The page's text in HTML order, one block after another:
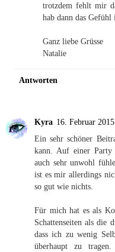
trotzdem fehlt mir
hab dann das
Ganz liebe Grüsse
Natalie
Antworten
Kyra 16. Februar
Ein sehr schöner
kann. Auf einer
auch sehr unwohl
ist es mir allerdings
so gut wie nichts.
Für mich hat es als
Schattenseiten als die
dass ich zu wenig
überhaupt zu